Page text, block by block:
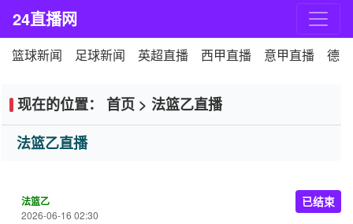
24直播网
篮球新闻 足球新闻 英超直播 西甲直播 意甲直播 德
现在的位置： 首页 > 法篮乙直播
法篮乙直播
法篮乙
2026-06-16 02:30
已结束